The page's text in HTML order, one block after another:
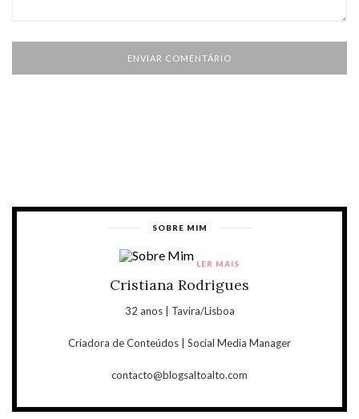
SOBRE MIM
Cristiana Rodrigues
32 anos | Tavira/Lisboa
Criadora de Conteúdos | Social Media Manager
contacto@blogsaltoalto.com
LER MAIS